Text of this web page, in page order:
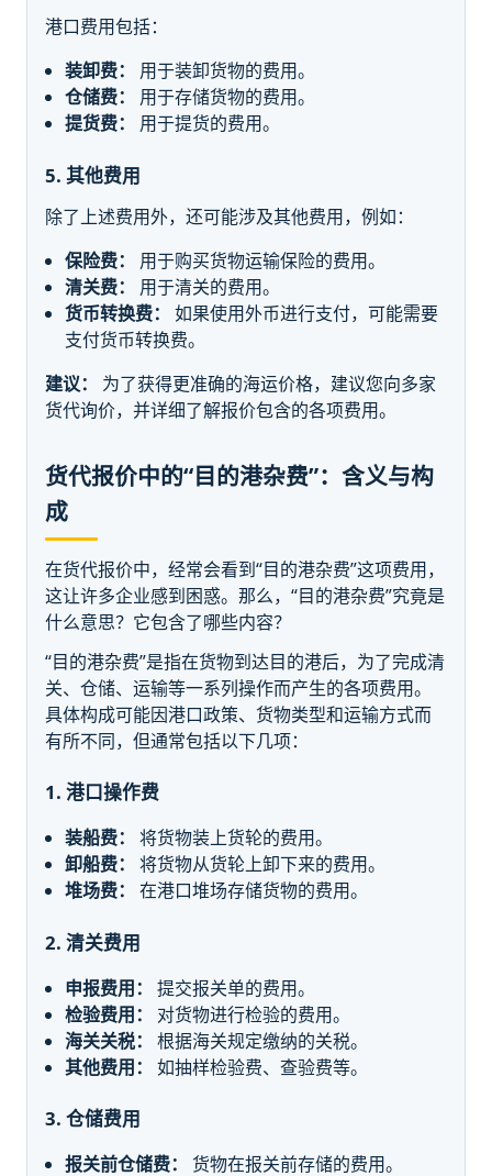
港口费用包括：
装卸费：
用于装卸货物的费用。
仓储费：
用于存储货物的费用。
提货费：
用于提货的费用。
5. 其他费用
除了上述费用外，还可能涉及其他费用，例如：
保险费：
用于购买货物运输保险的费用。
清关费：
用于清关的费用。
货币转换费：
如果使用外币进行支付，可能需要
支付货币转换费。
建议：
为了获得更准确的海运价格，建议您向多家
货代询价，并详细了解报价包含的各项费用。
货代报价中的“目的港杂费”：含义与构
成
在货代报价中，经常会看到“目的港杂费”这项费用，
这让许多企业感到困惑。那么，“目的港杂费”究竟是
什么意思？它包含了哪些内容？
“目的港杂费”是指在货物到达目的港后，为了完成清
关、仓储、运输等一系列操作而产生的各项费用。
具体构成可能因港口政策、货物类型和运输方式而
有所不同，但通常包括以下几项：
1. 港口操作费
装船费：
将货物装上货轮的费用。
卸船费：
将货物从货轮上卸下来的费用。
堆场费：
在港口堆场存储货物的费用。
2. 清关费用
申报费用：
提交报关单的费用。
检验费用：
对货物进行检验的费用。
海关关税：
根据海关规定缴纳的关税。
其他费用：
如抽样检验费、查验费等。
3. 仓储费用
报关前仓储费： 货物在报关前存储的费用。